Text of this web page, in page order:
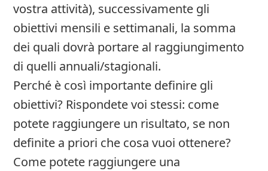
vostra attività), successivamente gli
obiettivi mensili e settimanali, la somma
dei quali dovrà portare al raggiungimento
di quelli annuali/stagionali.
Perché è così importante definire gli
obiettivi? Rispondete voi stessi: come
potete raggiungere un risultato, se non
definite a priori che cosa vuoi ottenere?
Come potete raggiungere una